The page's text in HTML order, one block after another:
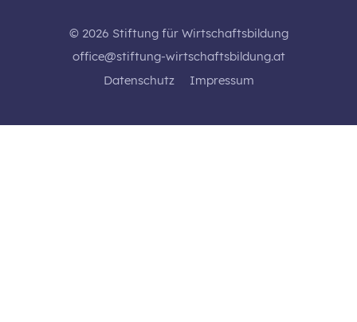
© 2026 Stiftung für Wirtschaftsbildung
office@stiftung-wirtschaftsbildung.at
Datenschutz
Impressum